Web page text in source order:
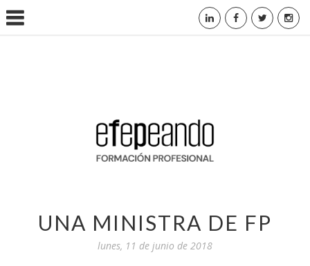
UNA MINISTRA DE FP
lunes, 11 de junio de 2018